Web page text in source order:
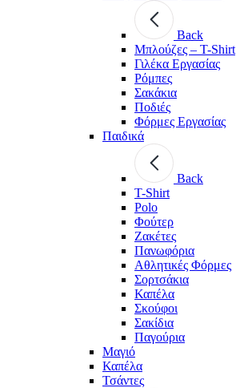
Back
Μπλούζες – T-Shirt
Γιλέκα Εργασίας
Ρόμπες
Σακάκια
Ποδιές
Φόρμες Εργασίας
Παιδικά
Back
T-Shirt
Polo
Φούτερ
Ζακέτες
Πανωφόρια
Αθλητικές Φόρμες
Σορτσάκια
Καπέλα
Σκούφοι
Σακίδια
Παγούρια
Μαγιό
Καπέλα
Τσάντες